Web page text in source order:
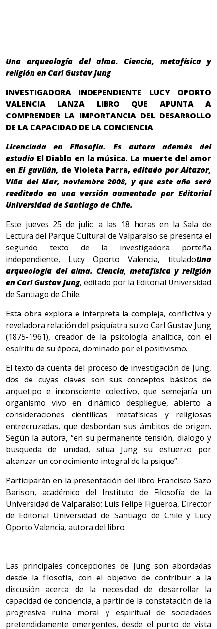
Una arqueología del alma. Ciencia, metafísica y
religión en Carl Gustav Jung
INVESTIGADORA INDEPENDIENTE LUCY OPORTO
VALENCIA LANZA LIBRO QUE APUNTA A
COMPRENDER LA IMPORTANCIA DEL DESARROLLO
DE LA CAPACIDAD DE LA CONCIENCIA
Licenciada en Filosofía. Es autora además del
estudio El Diablo en la música. La muerte del amor
en El gavilán, de Violeta Parra,editado por Altazor,
Viña del Mar, noviembre 2008, y que este año será
reeditado en una versión aumentada por Editorial
Universidad de Santiago de Chile.
Este jueves 25 de julio a las 18 horas en la Sala de
Lectura del Parque Cultural de Valparaíso se presenta el
segundo texto de la investigadora porteña
independiente, Lucy Oporto Valencia, tituladoUna
arqueología del alma. Ciencia, metafísica y religión
en Carl Gustav Jung, editado por la Editorial Universidad
de Santiago de Chile.
Esta obra explora e interpreta la compleja, conflictiva y
reveladora relación del psiquíatra suizo Carl Gustav Jung
(1875-1961), creador de la psicología analítica, con el
espíritu de su época, dominado por el positivismo.
El texto da cuenta del proceso de investigación de Jung,
dos de cuyas claves son sus conceptos básicos de
arquetipo e inconsciente colectivo, que semejaría un
organismo vivo en dinámico despliegue, abierto a
consideraciones científicas, metafísicas y religiosas
entrecruzadas, que desbordan sus ámbitos de origen.
Según la autora, “en su permanente tensión, diálogo y
búsqueda de unidad, sitúa Jung su esfuerzo por
alcanzar un conocimiento integral de la psique”.
Participarán en la presentación del libro Francisco Sazo
Barison, académico del Instituto de Filosofía de la
Universidad de Valparaíso; Luis Felipe Figueroa, Director
de Editorial Universidad de Santiago de Chile y Lucy
Oporto Valencia, autora del libro.
Las principales concepciones de Jung son abordadas
desde la filosofía, con el objetivo de contribuir a la
discusión acerca de la necesidad de desarrollar la
capacidad de conciencia, a partir de la constatación de la
progresiva ruina moral y espiritual de sociedades
pretendidamente emergentes, desde el punto de vista